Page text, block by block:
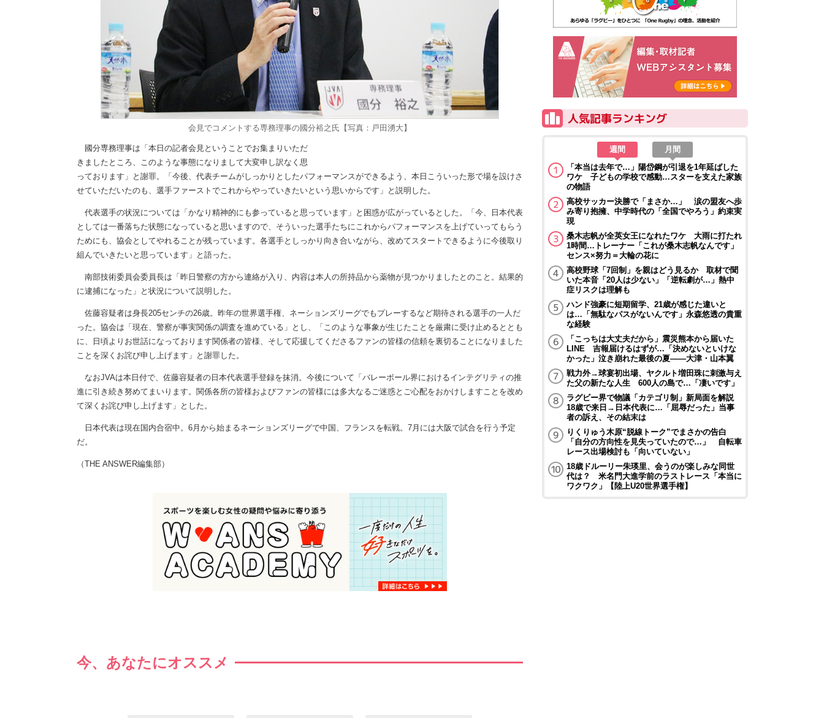
会見でコメントする専務理事の國分裕之氏【写真：戸田湧大】
國分専務理事は「本日の記者会見ということでお集まりいただ
きましたところ、このような事態になりまして大変申し訳なく思
っております」と謝罪。「今後、代表チームがしっかりとしたパフォーマンスができるよう、本日こういった形で場を設けさ
せていただいたのも、選手ファーストでこれからやっていきたいという思いからです」と説明した。
代表選手の状況については「かなり精神的にも参っていると思っています」と困惑が広がっているとした。「今、日本代表
としては一番落ちた状態になっていると思いますので、そういった選手たちにこれからパフォーマンスを上げていってもらう
ためにも、協会としてやれることが残っています。各選手としっかり向き合いながら、改めてスタートできるように今後取り
組んでいきたいと思っています」と語った。
南部技術委員会委員長は「昨日警察の方から連絡が入り、内容は本人の所持品から薬物が見つかりましたとのこと。結果的
に逮捕になった」と状況について説明した。
佐藤容疑者は身長205センチの26歳。昨年の世界選手権、ネーションズリーグでもプレーするなど期待される選手の一人だ
った。協会は「現在、警察が事実関係の調査を進めている」とし、「このような事象が生じたことを厳粛に受け止めるととも
に、日頃よりお世話になっております関係者の皆様、そして応援してくださるファンの皆様の信頼を裏切ることになりました
ことを深くお詫び申し上げます」と謝罪した。
なおJVAは本日付で、佐藤容疑者の日本代表選手登録を抹消。今後について「バレーボール界におけるインテグリティの推
進に引き続き努めてまいります。関係各所の皆様およびファンの皆様には多大なるご迷惑とご心配をおかけしますことを改め
て深くお詫び申し上げます」とした。
日本代表は現在国内合宿中。6月から始まるネーションズリーグで中国、フランスを転戦。7月には大阪で試合を行う予定
だ。
（THE ANSWER編集部）
今、あなたにオススメ
週間
月間
「本当は去年で…」陽岱鋼が引退を1年延ばした
ワケ 子どもの学校で感動…スターを支えた家族
の物語
高校サッカー決勝で「まさか…」 涙の盟友へ歩
み寄り抱擁、中学時代の「全国でやろう」約束実
現
桑木志帆が全英女王になれたワケ 大雨に打たれ
1時間…トレーナー「これが桑木志帆なんです」
センス×努力＝大輪の花に
高校野球「7回制」を親はどう見るか 取材で聞
いた本音「20人は少ない」「逆転劇が…」熱中
症リスクは理解も
ハンド強豪に短期留学、21歳が感じた違いと
は…「無駄なパスがないんです」永森悠透の貴重
な経験
「こっちは大丈夫だから」震災熊本から届いた
LINE 吉報届けるはずが…「決めないといけな
かった」泣き崩れた最後の夏――大津・山本翼
戦力外→球宴初出場、ヤクルト増田珠に刺激与え
た父の新たな人生 600人の島で…「凄いです」
ラグビー界で物議「カテゴリ制」新局面を解説
18歳で来日→日本代表に…「屈辱だった」当事
者の訴え、その結末は
りくりゅう木原“脱線トーク”でまさかの告白
「自分の方向性を見失っていたので…」 自転車
レース出場検討も「向いていない」
18歳ドルーリー朱瑛里、会うのが楽しみな同世
代は？ 米名門大進学前のラストレース「本当に
ワクワク」【陸上U20世界選手権】